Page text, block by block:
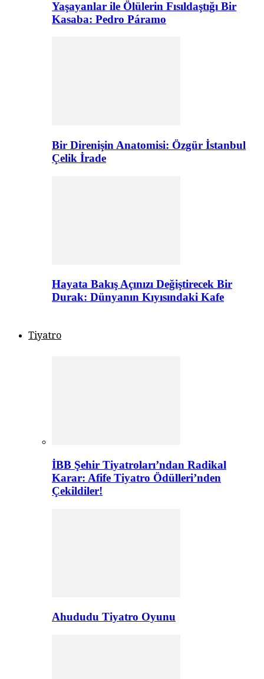
Yaşayanlar ile Ölülerin Fısıldaştığı Bir
Kasaba: Pedro Páramo
Bir Direnişin Anatomisi: Özgür İstanbul
Çelik İrade
Hayata Bakış Açınızı Değiştirecek Bir
Durak: Dünyanın Kıyısındaki Kafe
Tiyatro
İBB Şehir Tiyatroları’ndan Radikal
Karar: Afife Tiyatro Ödülleri’nden
Çekildiler!
Ahududu Tiyatro Oyunu